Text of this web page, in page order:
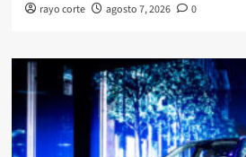
rayo corte agosto 7, 2026 0